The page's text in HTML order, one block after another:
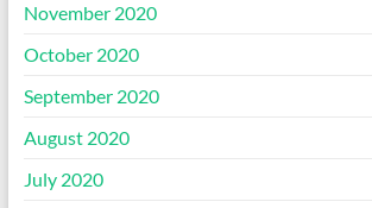
November 2020
October 2020
September 2020
August 2020
July 2020